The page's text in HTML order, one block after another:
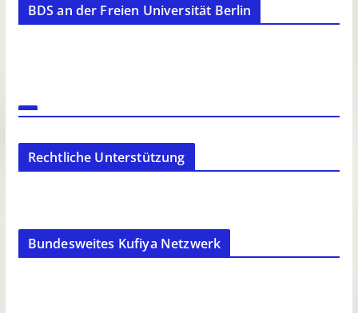
BDS an der Freien Universität Berlin
Rechtliche Unterstützung
Bundesweites Kufiya Netzwerk